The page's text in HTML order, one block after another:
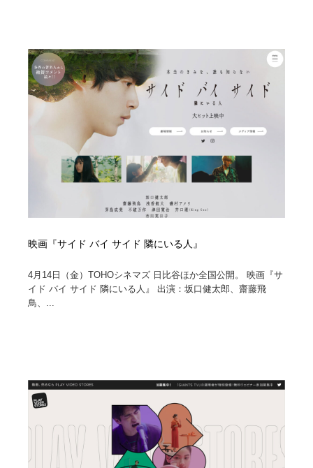
映画『サイド バイ サイド 隣にいる人』
4月14日（金）TOHOシネマズ 日比谷ほか全国公開。 映画『サ
イド バイ サイド 隣にいる人』 出演：坂口健太郎、齋藤飛
鳥、...